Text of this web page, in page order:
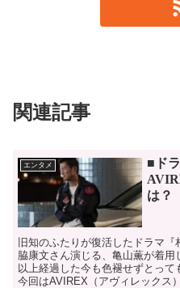
関連記事
エンタメ
■ド
は？
旧知のふたりが復活したドラマ
脇康文さん演じる、亀山薫が着
以上経過した今も色褪せずとって
今回はAVIREX（アヴィレックス